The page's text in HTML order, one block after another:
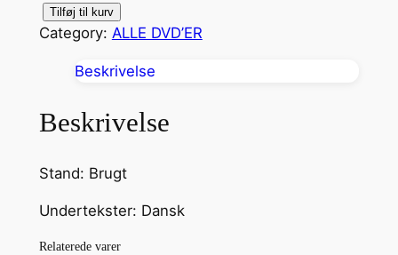
h
t
e
a
n
Tilføj til kurv
Category: ALLE DVD’ER
Beskrivelse
Beskrivelse
Stand: Brugt
Undertekster: Dansk
Relaterede varer